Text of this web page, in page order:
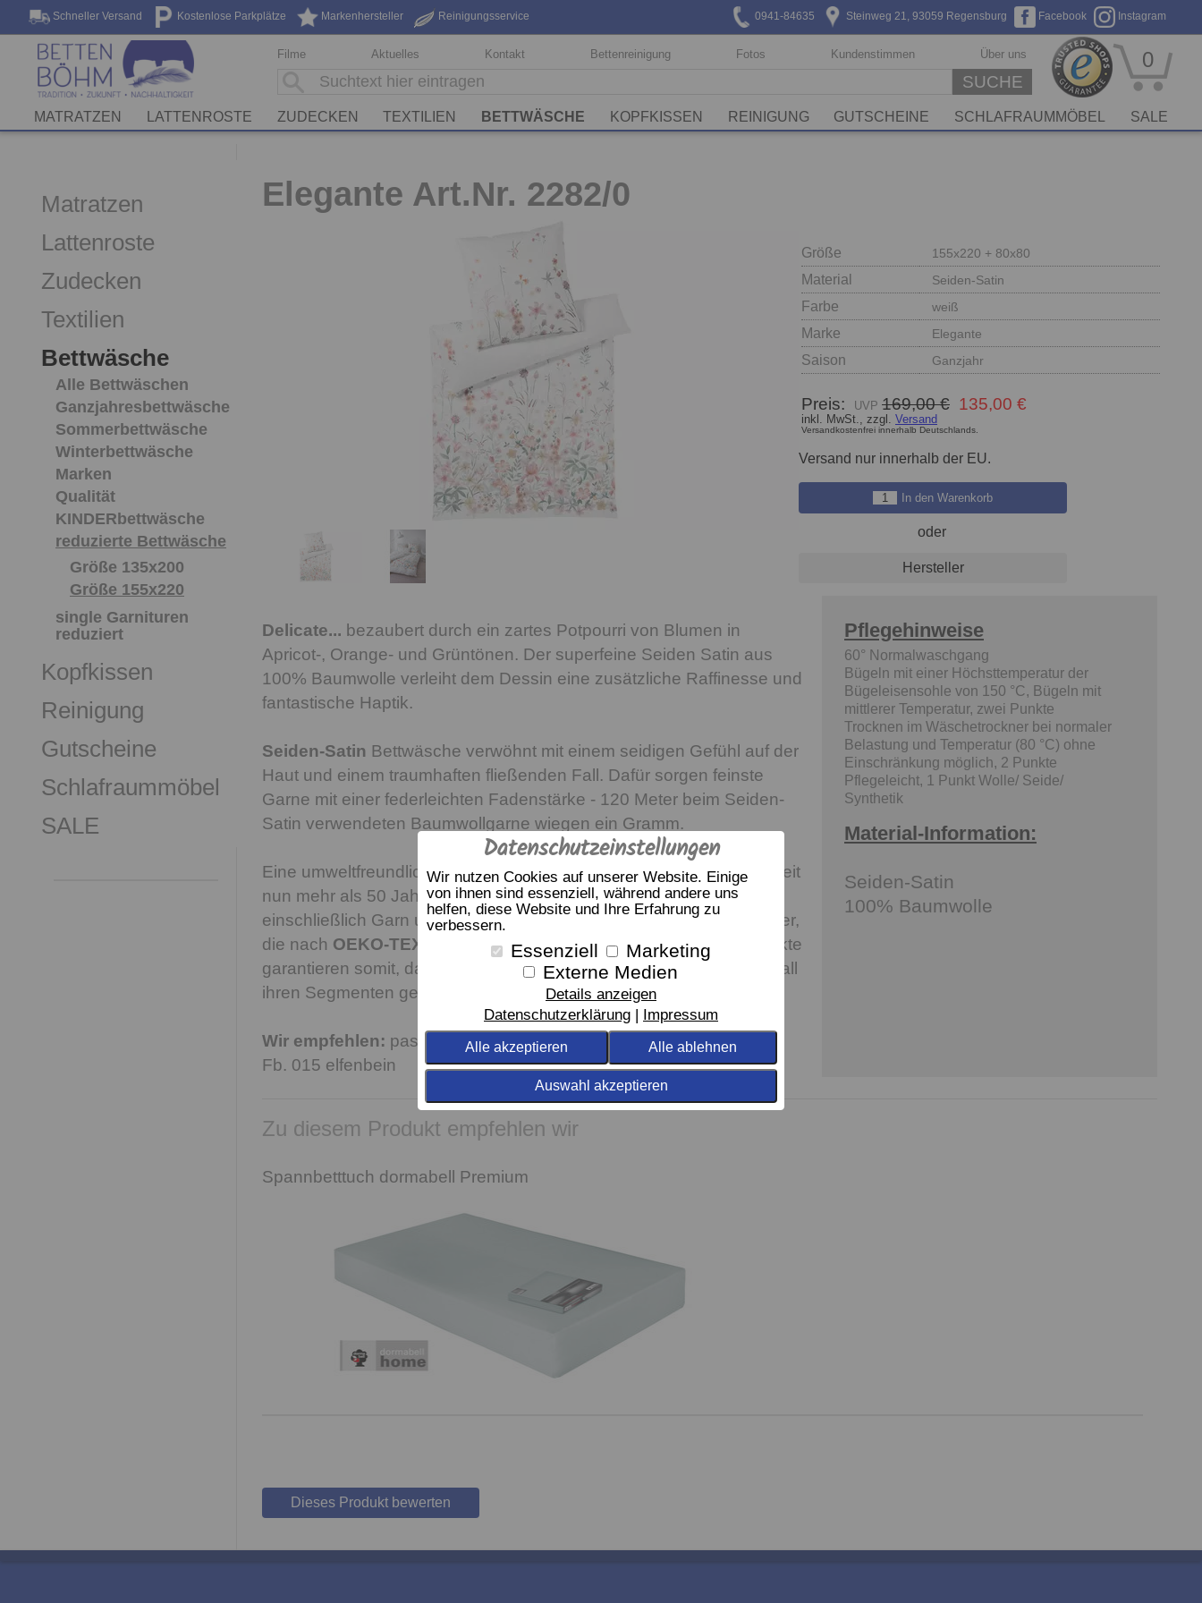
Datenschutzeinstellungen
Wir nutzen Cookies auf unserer Website. Einige
von ihnen sind essenziell, während andere uns
helfen, diese Website und Ihre Erfahrung zu
verbessern.
Essenziell
Marketing
Externe Medien
Details anzeigen
Datenschutzerklärung
Impressum
Alle akzeptieren Alle ablehnen
Auswahl akzeptieren
Schneller Versand Kostenlose Parkplätze Markenhersteller Reinigungsservice Instagram
Facebook
Steinweg 21, 93059 Regensburg
0941-84635
Filme Aktuelles Kontakt Bettenreinigung Fotos Kundenstimmen Über uns
SUCHE
0
MATRATZEN LATTENROSTE ZUDECKEN TEXTILIEN BETTWÄSCHE KOPFKISSEN REINIGUNG GUTSCHEINE SCHLAFRAUMMÖBEL SALE
Matratzen
Lattenroste
Zudecken
Textilien
Bettwäsche
Alle Bettwäschen
Ganzjahresbettwäsche
Sommerbettwäsche
Winterbettwäsche
Marken
Qualität
KINDERbettwäsche
reduzierte Bettwäsche
Größe 135x200
Größe 155x220
single Garnituren
reduziert
Kopfkissen
Reinigung
Gutscheine
Schlafraummöbel
SALE
Elegante Art.Nr. 2282/0
Größe 155x220 + 80x80
Material Seiden-Satin
Farbe weiß
Marke Elegante
Saison Ganzjahr
Preis: 169,00 € 135,00 €
inkl. MwSt., zzgl. Versand
Versandkostenfrei innerhalb Deutschlands.
Versand nur innerhalb der EU.
In den Warenkorb
oder
Hersteller
Delicate... bezaubert durch ein zartes Potpourri von Blumen in
Apricot-, Orange- und Grüntönen. Der superfeine Seiden Satin aus
100% Baumwolle verleiht dem Dessin eine zusätzliche Raffinesse und
fantastische Haptik.
Seiden-Satin Bettwäsche verwöhnt mit einem seidigen Gefühl auf der
Haut und einem traumhaften fließenden Fall. Dafür sorgen feinste
Garne mit einer federleichten Fadenstärke - 120 Meter beim Seiden-
Satin verwendeten Baumwollgarne wiegen ein Gramm.
Eine umweltfreundliche Produktion spielt für uns eine große Rolle. Seit
nun mehr als 50 Jahren stellt elegante in all ihren Bestandteilen -
einschließlich Garn und Reißverschluss - nachhaltige Bettwäsche her,
die nach OEKO-TEX® Standard 100zertifiziert sind. Unsere Produkte
garantieren somit, dass sie keine Schadstoffe enthalten und sind in all
ihren Segmenten gesundheitlich unbedenklich.
Wir empfehlen: passendes Spannbetttuch Premium Z
Fb. 015 elfenbein
Pflegehinweise
60° Normalwaschgang
Bügeln mit einer Höchsttemperatur der
Bügeleisensohle von 150 °C, Bügeln mit
mittlerer Temperatur, zwei Punkte
Trocknen im Wäschetrockner bei normaler
Belastung und Temperatur (80 °C) ohne
Einschränkung möglich, 2 Punkte
Pflegeleicht, 1 Punkt Wolle/ Seide/
Synthetik
Material-Information:
Seiden-Satin
100% Baumwolle
Zu diesem Produkt empfehlen wir
Spannbetttuch dormabell Premium
Dieses Produkt bewerten